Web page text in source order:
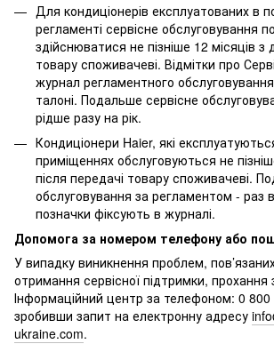
Для кондиціонерів експлуатованих в
регламенті сервісне обслуговування
здійснюватися не пізніше 12 місяців з
товару споживачеві. Відмітки про
журнал регламентного
талоні. Подальше сервісне
рідше разу на рік.
Кондиціонери Haier, які
приміщеннях обслуговуються не
після передачі товару споживачеві.
обслуговування за регламентом - раз в
позначки фіксують в журналі.
Допомога за номером телефону або
У випадку виникнення проблем,
отримання сервісної підтримки, прохання
Інформаційний центр за телефоном: 0
зробивши запит на електронну адресу
ukraine.com.